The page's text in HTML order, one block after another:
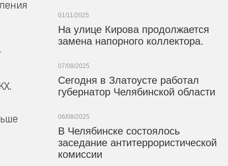
01/11/2025
На улице Кирова продолжается
замена напорного коллектора.
07/08/2025
Сегодня в Златоусте работал
губернатор Челябинской области
06/08/2025
В Челябинске состоялось
заседание антитеррористической
комиссии